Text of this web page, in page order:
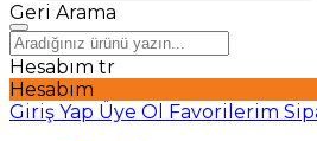
Geri Arama
Hesabım tr
Hesabım
Giriş Yap Üye Ol Favorilerim